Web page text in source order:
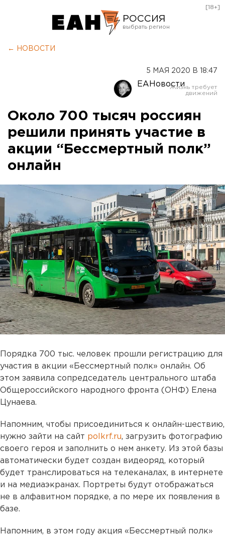
РОССИЯ
Оренбург
[18+]
← НОВОСТИ
5 МАЯ 2020 В 18:47
ЕАНовости
Около 700 тысяч россиян
решили принять участие в
акции “Бессмертный полк”
онлайн
Порядка 700 тыс. человек прошли регистрацию для
участия в акции «Бессмертный полк» онлайн. Об
этом заявила сопредседатель центрального штаба
Общероссийского народного фронта (ОНФ) Елена
Цунаева.
Напомним, чтобы присоединиться к онлайн-шествию,
нужно зайти на сайт polkrf.ru, загрузить фотографию
своего героя и заполнить о нем анкету. Из этой базы
автоматически будет создан видеоряд, который
будет транслироваться на телеканалах, в интернете
и на медиаэкранах. Портреты будут отображаться
не в алфавитном порядке, а по мере их появления в
базе.
Напомним, в этом году акция «Бессмертный полк»